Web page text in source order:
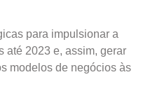
para impulsionar a
até 2023 e, assim, gerar
modelos de negócios às